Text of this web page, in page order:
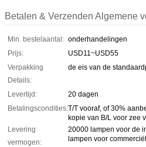
Betalen & Verzenden Algemene
Min. bestelaantal: onderhandelingen
Prijs:
USD11~USD55
Verpakking
Details:
de eis van de
Levertijd:
20 dagen
Betalingscondities:T/T vooraf, of 30%
kopie van B/L voor zee
Levering
vermogen:
20000 lampen voor de
lampen voor